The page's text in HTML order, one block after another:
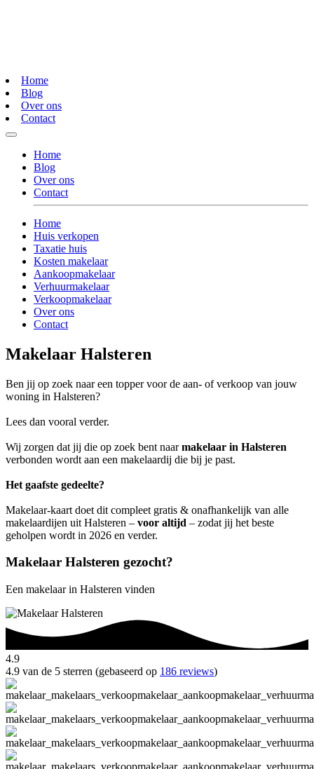
Home
Blog
Over ons
Contact
Home
Blog
Over ons
Contact
Home
Huis verkopen
Taxatie huis
Kosten makelaar
Aankoopmakelaar
Verhuurmakelaar
Verkoopmakelaar
Over ons
Contact
Makelaar Halsteren
Ben jij op zoek naar een topper voor de aan- of verkoop van jouw
woning in Halsteren?
Lees dan vooral verder.
Wij zorgen dat jij die op zoek bent naarmakelaar in Halsteren
verbonden wordt aan een makelaardij die bij je past.
Het gaafste gedeelte?
Makelaar-kaart doet dit compleet gratis & onafhankelijk van alle
makelaardijen uit Halsteren – voor altijd – zodat jij het beste
geholpen wordt in 2026 en verder.
Makelaar Halsteren gezocht?
Een makelaar in Halsteren vinden
4.9
4.9 van de 5 sterren (gebaseerd op 186 reviews)